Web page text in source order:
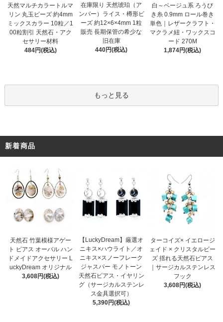
天然マルチカラートルマ
リン 丸玉ビーズ 約4mm
ミックスカラー 10粒／1
00粒割引 天然石・アク
セサリー材料
484円(税込)
在庫限り 天然琥珀（ア
ンバー）ライス・樽形ビ
ーズ 約12×6×4mm 1粒
販売 長期保管の希少な
旧在庫
440円(税込)
白～ベージュ系 ろうび
き糸 0.9mm ロール巻き
単色｜レザークラフト・
マクラメ紐・ワックスコ
ード 270M
1,874円(税込)
もっと見る
新着商品
天然石 竹葉模様アゲー
ト ピアス オーバル ハン
ドメイドアクセサリー L
uckyDream オリジナル
3,608円(税込)
【LuckyDream】厳選オ
ニキス×ハウライト／オ
ニキス×スノーフレーク
ジャスパー モノトーン
天然石ピアス・イヤリン
グ（サージカルステンレ
ス金具選択可）
5,390円(税込)
ターコイズ× イエロージ
ェイド × クリスタルビー
ズ 揺れる天然石ピアス
｜サージカルステンレス
フック
3,608円(税込)